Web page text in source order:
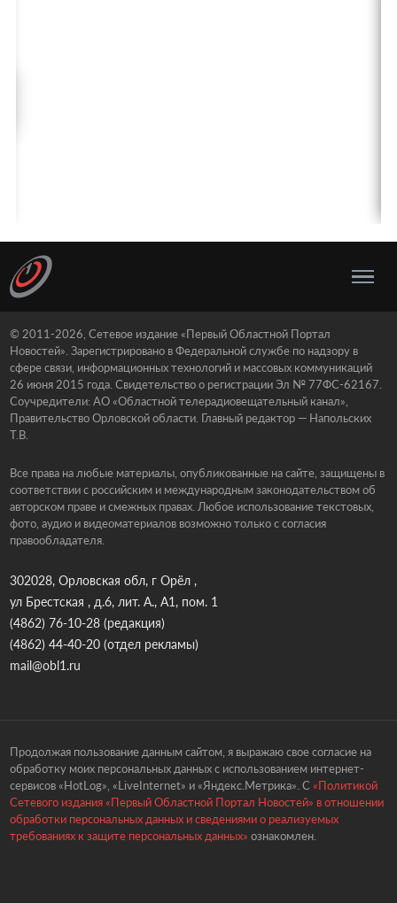
© 2011-2026, Сетевое издание «Первый Областной Портал
Новостей». Зарегистрировано в Федеральной службе по надзору в
сфере связи, информационных технологий и массовых коммуникаций
26 июня 2015 года. Свидетельство о регистрации Эл № 77ФС-62167.
Соучредители: АО «Областной телерадиовещательный канал»,
Правительство Орловской области. Главный редактор — Напольских
Т.В.
Все права на любые материалы, опубликованные на сайте, защищены в
соответствии с российским и международным законодательством об
авторском праве и смежных правах. Любое использование текстовых,
фото, аудио и видеоматериалов возможно только с согласия
правообладателя.
302028, Орловская обл, г Орёл ,
ул Брестская , д.6, лит. А., А1, пом. 1
(4862) 76-10-28(редакция)
(4862) 44-40-20(отдел рекламы)
mail@obl1.ru
Продолжая пользование данным сайтом, я выражаю свое согласие на
обработку моих персональных данных с использованием интернет-
сервисов «HotLog», «LiveInternet» и «Яндекс.Метрика». С «Политикой
Сетевого издания «Первый Областной Портал Новостей» в отношении
обработки персональных данных и сведениями о реализуемых
требованиях к защите персональных данных» ознакомлен.